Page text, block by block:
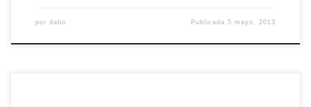
por dabo Publicada5 mayo, 2013